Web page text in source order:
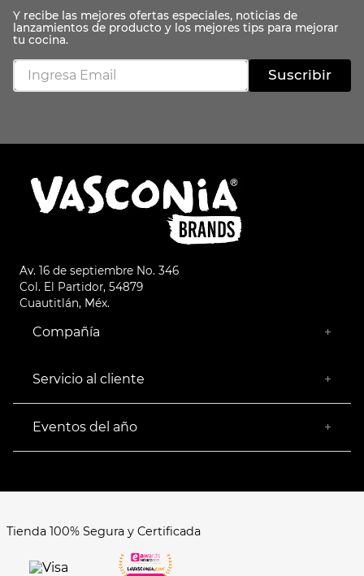
Suscribir
Av. 16 de septiembre No. 346
Col. El Partidor, 54879
Cuautitlán, Méx.
Compañía +
Empresa Socialmente Responsable
Servicio al cliente +
Facturación
Devoluciones
Formas de Pago
Eventos del año +
Buen Fin
Tienda 100% Segura y Certificada